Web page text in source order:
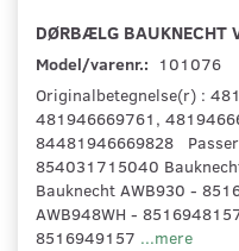
DØRBÆLG BAUKNECHT
Model/varenr.: 101076
Originalbetegnelse(r) :
481946669761,
84481946669828
854031715040
Bauknecht AWB930 -
AWB948WH -
8516949157 ...mere